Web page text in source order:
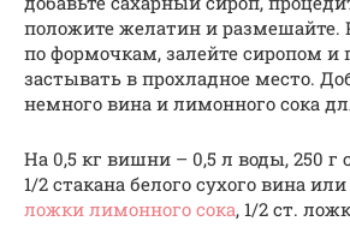
положите желатин и размешайте.
по формочкам, залейте сиропом и
застывать в прохладное место.
немного вина и лимонного сока
На 0,5 кг вишни – 0,5 л воды, 250 г
1/2 стакана белого сухого вина
ложки лимонного сока, 1/2 ст.